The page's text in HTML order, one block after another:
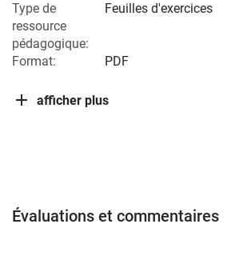
Type de
ressource
pédagogique:
Feuilles d'exercices
Format: PDF
afficher plus
Évaluations et commentaires